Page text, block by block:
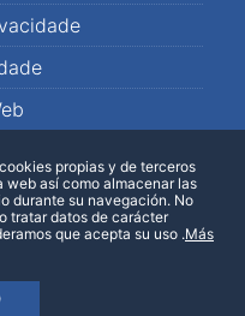
propias y de terceros
así como almacenar las
durante su navegación. No
tratar datos de carácter
que acepta su uso .Más